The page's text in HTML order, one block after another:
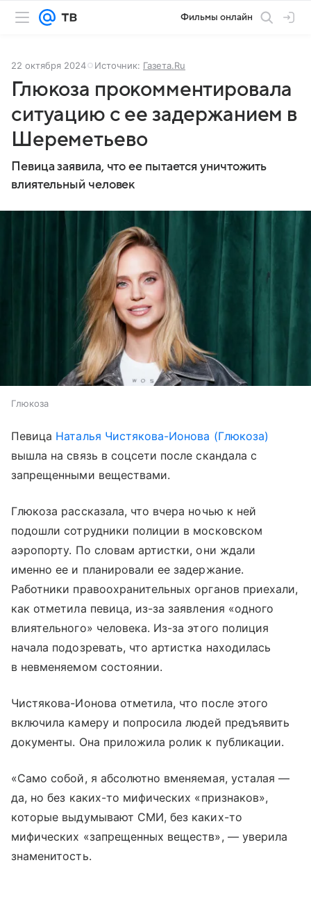
Фильмы онлайн
22 октября 2024 Источник: Газета.Ru
Глюкоза прокомментировала
ситуацию с ее задержанием в
Шереметьево
Певица заявила, что ее пытается уничтожить
влиятельный человек
Глюкоза
Певица Наталья Чистякова-Ионова (Глюкоза)
вышла на связь в соцсети после скандала с
запрещенными веществами.
Глюкоза рассказала, что вчера ночью к ней
подошли сотрудники полиции в московском
аэропорту. По словам артистки, они ждали
именно ее и планировали ее задержание.
Работники правоохранительных органов приехали,
как отметила певица, из-за заявления «одного
влиятельного» человека. Из-за этого полиция
начала подозревать, что артистка находилась
в невменяемом состоянии.
Чистякова-Ионова отметила, что после этого
включила камеру и попросила людей предъявить
документы. Она приложила ролик к публикации.
«Само собой, я абсолютно вменяемая, усталая —
да, но без каких-то мифических «признаков»,
которые выдумывают СМИ, без каких-то
мифических «запрещенных веществ», — уверила
знаменитость.